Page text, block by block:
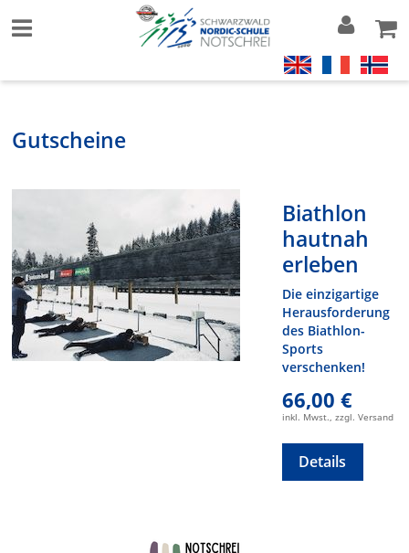
Gutscheine
Biathlon
hautnah
erleben
Die einzigartige
Herausforderung
des Biathlon-
Sports
verschenken!
66,00 €
inkl. Mwst., zzgl. Versand
Details